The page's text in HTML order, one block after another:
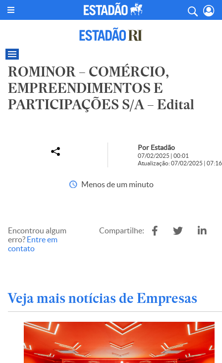
ROMINOR – COMÉRCIO,
EMPREENDIMENTOS E
PARTICIPAÇÕES S/A – Edital
Por Estadão
07/02/2025 | 00:01
Atualização: 07/02/2025 | 07:16
Menos de um minuto
Encontrou algum
erro? Entre em
contato
Compartilhe:
Veja mais notícias de Empresas